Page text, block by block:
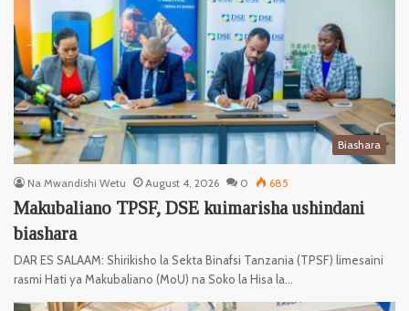
Biashara
Na Mwandishi Wetu August 4, 2026 0 685
Makubaliano TPSF, DSE kuimarisha ushindani
biashara
DAR ES SALAAM: Shirikisho la Sekta Binafsi Tanzania (TPSF) limesaini
rasmi Hati ya Makubaliano (MoU) na Soko la Hisa la…